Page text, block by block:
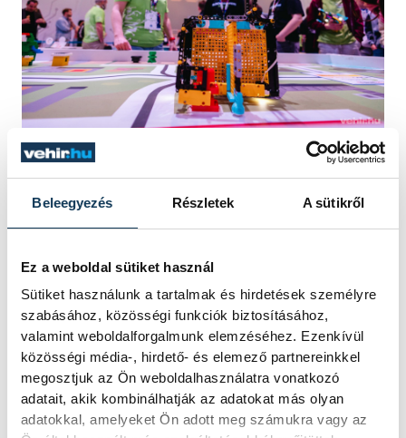
Beleegyezés Részletek A sütikről
Ez a weboldal sütiket használ
Sütiket használunk a tartalmak és hirdetések személyre
szabásához, közösségi funkciók biztosításához,
valamint weboldalforgalmunk elemzéséhez. Ezenkívül
közösségi média-, hirdető- és elemező partnereinkkel
megosztjuk az Ön weboldalhasználatra vonatkozó
adatait, akik kombinálhatják az adatokat más olyan
adatokkal, amelyeket Ön adott meg számukra vagy az
A veszprémi regionális megmérettetésről
végül nyolc csapat jutott egyenes ágon az
országos döntőbe: a 8-12 éves
korcsoportból a ZűrZsenik (Budapest), a
RoboRaptors (Csopak), a Logic Legends
(Csopak) és a Motoros Ördögök
(Veszprém); a 11-15 éves korosztályból az
Iron Storm (Veszprém), az Eötvös
Balatonfüred és az AUMOVIO LEGO-
MOVIO (Veszprém), míg a 14-19 évesek